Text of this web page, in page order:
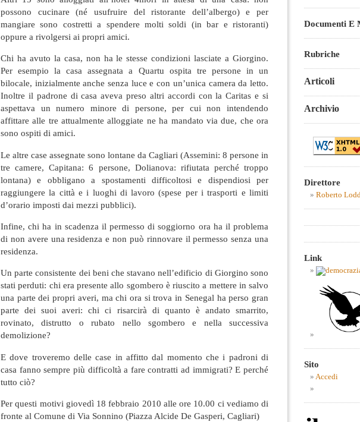
possono cucinare (né usufruire del ristorante dell’albergo) e per
mangiare sono costretti a spendere molti soldi (in bar e ristoranti)
oppure a rivolgersi ai propri amici.
Chi ha avuto la casa, non ha le stesse condizioni lasciate a Giorgino.
Per esempio la casa assegnata a Quartu ospita tre persone in un
bilocale, inizialmente anche senza luce e con un’unica camera da letto.
Inoltre il padrone di casa aveva preso altri accordi con la Caritas e si
aspettava un numero minore di persone, per cui non intendendo
affittare alle tre attualmente alloggiate ne ha mandato via due, che ora
sono ospiti di amici.
Le altre case assegnate sono lontane da Cagliari (Assemini: 8 persone in
tre camere, Capitana: 6 persone, Dolianova: rifiutata perché troppo
lontana) e obbligano a spostamenti difficoltosi e dispendiosi per
raggiungere la città e i luoghi di lavoro (spese per i trasporti e limiti
d’orario imposti dai mezzi pubblici).
Infine, chi ha in scadenza il permesso di soggiorno ora ha il problema
di non avere una residenza e non può rinnovare il permesso senza una
residenza.
Un parte consistente dei beni che stavano nell’edificio di Giorgino sono
stati perduti: chi era presente allo sgombero è riuscito a mettere in salvo
una parte dei propri averi, ma chi ora si trova in Senegal ha perso gran
parte dei suoi averi: chi ci risarcirà di quanto è andato smarrito,
rovinato, distrutto o rubato nello sgombero e nella successiva
demolizione?
E dove troveremo delle case in affitto dal momento che i padroni di
casa fanno sempre più difficoltà a fare contratti ad immigrati? E perché
tutto ciò?
Per questi motivi giovedì 18 febbraio 2010 alle ore 10.00 ci vediamo di
fronte al Comune di Via Sonnino (Piazza Alcide De Gasperi, Cagliari)
Documenti E
Rubriche
Articoli
Archivio
Direttore
Roberto
Link
Sito
Accedi